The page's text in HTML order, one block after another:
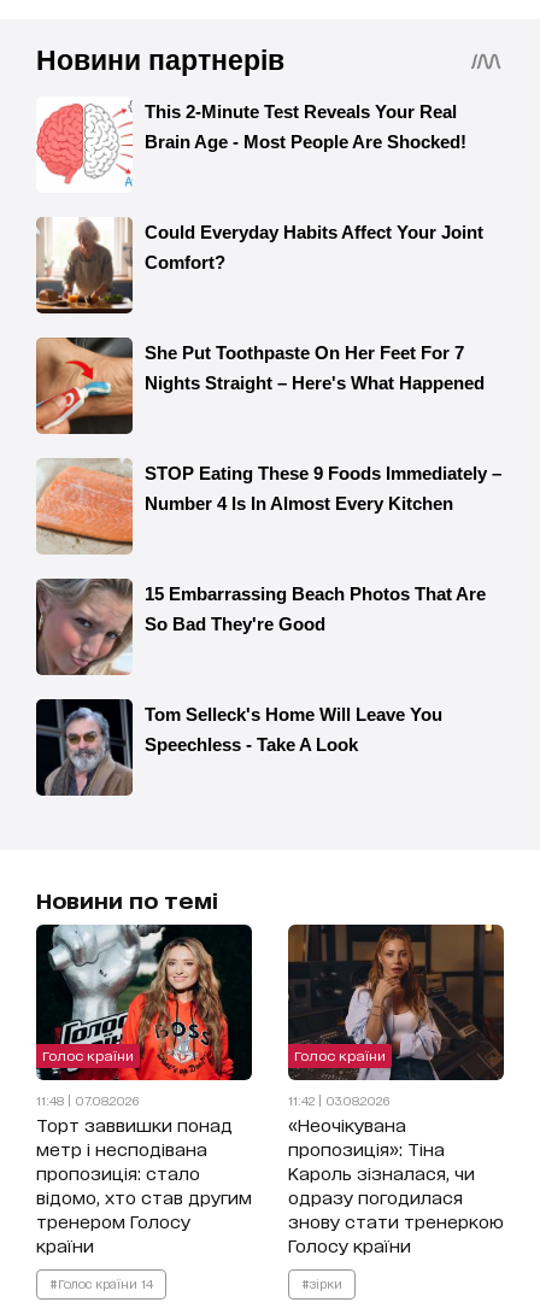
Новини по темі
Голос країни
11:48 | 07.08.2026
Торт заввишки понад
метр і несподівана
пропозиція: стало
відомо, хто став другим
тренером Голосу
країни
#Голос країни 14
Голос країни
11:42 | 03.08.2026
«Неочікувана
пропозиція»: Тіна
Кароль зізналася, чи
одразу погодилася
знову стати тренеркою
Голосу країни
#зірки